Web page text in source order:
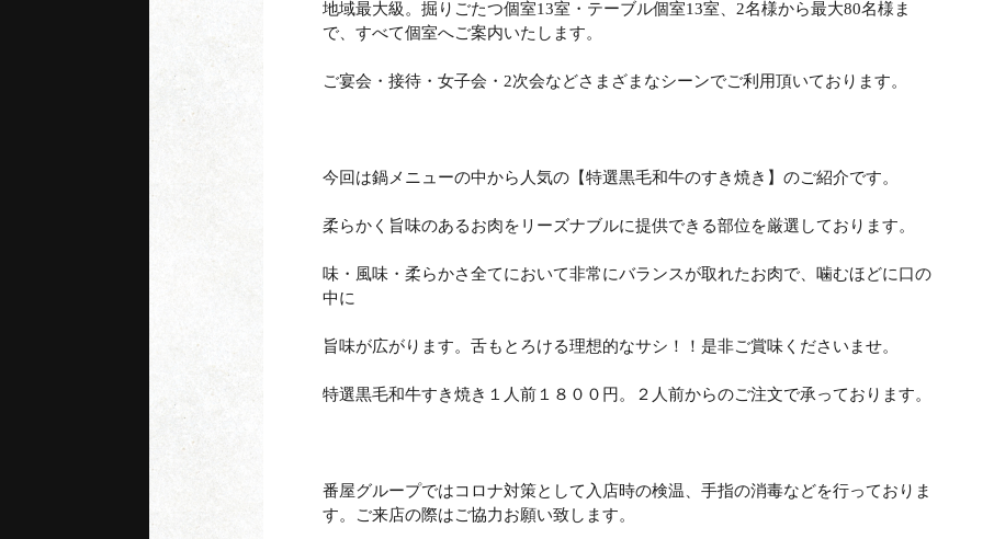
地域最大級。掘りごたつ個室13室・テーブル個室13室、2名様から最大80名様ま
で、すべて個室へご案内いたします。
ご宴会・接待・女子会・2次会などさまざまなシーンでご利用頂いております。
今回は鍋メニューの中から人気の【特選黒毛和牛のすき焼き】のご紹介です。
柔らかく旨味のあるお肉をリーズナブルに提供できる部位を厳選しております。
味・風味・柔らかさ全てにおいて非常にバランスが取れたお肉で、噛むほどに口の
中に
旨味が広がります。舌もとろける理想的なサシ！！是非ご賞味くださいませ。
特選黒毛和牛すき焼き１人前１８００円。２人前からのご注文で承っております。
番屋グループではコロナ対策として入店時の検温、手指の消毒などを行っておりま
す。ご来店の際はご協力お願い致します。
新宿南口店
tel.03-5909-7451
神田駅前店でWEB予約
蒲田駅前店でWEB予約
無連絡 コース金額の100%